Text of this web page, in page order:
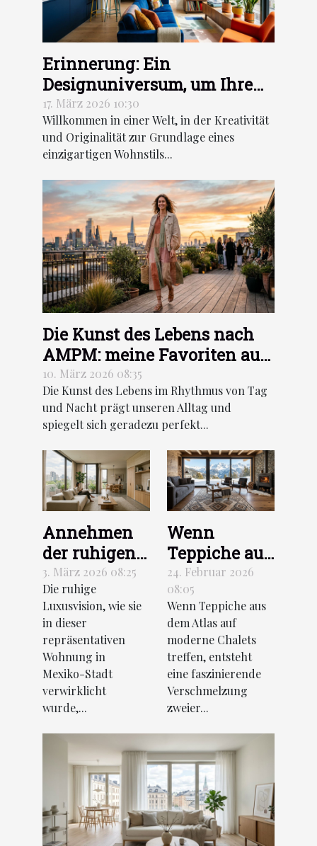
Erinnerung: Ein
Designuniversum, um Ihre
Dekoration neu zu erfinden
17. März 2026 10:30
Willkommen in einer Welt, in der Kreativität
und Originalität zur Grundlage eines
einzigartigen Wohnstils...
Die Kunst des Lebens nach
AMPM: meine Favoriten aus
der Frühjahr/Sommer-
Kollektion 2026
10. März 2026 08:35
Die Kunst des Lebens im Rhythmus von Tag
und Nacht prägt unseren Alltag und
spiegelt sich geradezu perfekt...
Annehmen
der ruhigen
Luxusvision
wie diese
Wohnung in
Mexiko-Stadt
3. März 2026 08:25
Die ruhige
Luxusvision, wie sie
in dieser
repräsentativen
Wohnung in
Mexiko-Stadt
verwirklicht
wurde,...
Wenn
Teppiche aus
dem Atlas
auf moderne
Chalets
treffen
24. Februar 2026
08:05
Wenn Teppiche aus
dem Atlas auf
moderne Chalets
treffen, entsteht
eine faszinierende
Verschmelzung
zweier...